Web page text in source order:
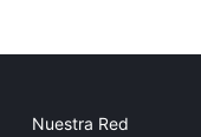
Nuestra Red